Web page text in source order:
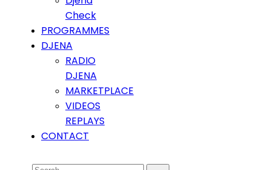
Check
PROGRAMMES
DJENA
RADIO
DJENA
MARKETPLACE
VIDEOS
REPLAYS
CONTACT